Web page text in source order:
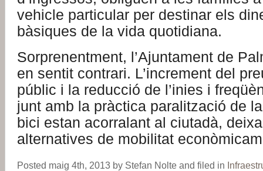
vehicle particular per destinar els
bàsiques de la vida quotidiana.
Sorprenentment, l’Ajuntament de
en sentit contrari. L’increment del
públic i la reducció de l’inies i
junt amb la pràctica paralització de
bici estan acorralant al ciutadà,
alternatives de mobilitat
Posted maig 4th, 2013 by Stefan Nolte and filed in